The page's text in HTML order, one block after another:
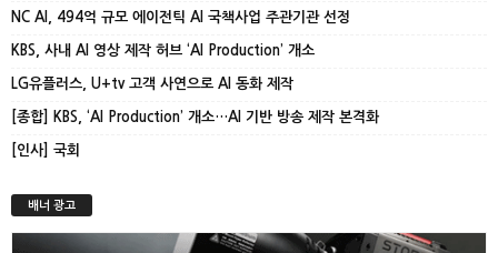
NC AI, 494억 규모 에이전틱 AI 국책사업 주관기관 선정
KBS, 사내 AI 영상 제작 허브 ‘AI Production’ 개소
LG유플러스, U+tv 고객 사연으로 AI 동화 제작
[종합] KBS, ‘AI Production’ 개소…AI 기반 방송 제작 본격화
[인사] 국회
배너 광고